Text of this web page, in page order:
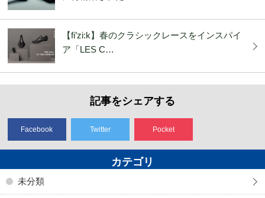
【fi’zi:k】春のクラシックレースをインスパイ
ア「LES C…
記事をシェアする
Facebook Twitter Pocket
カテゴリ
未分類